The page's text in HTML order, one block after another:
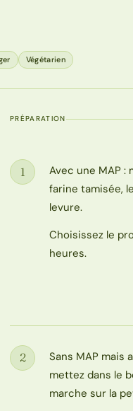
Végétarien
PRÉPARATION
Étape
1
Avec une MAP :
farine tamisée,
levure.
Choisissez le
heures.
Étape
2
Sans MAP
mettez dans le
marche sur la